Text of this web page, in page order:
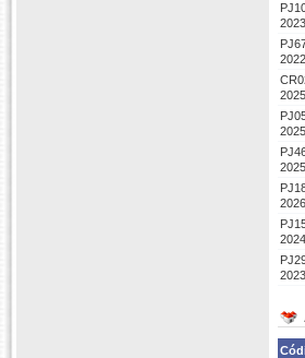
2023
2022
2025
2025
2025
2026
2024
2023